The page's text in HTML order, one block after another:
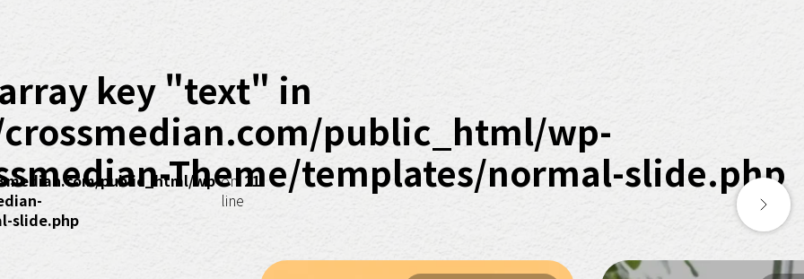
key "text" in
public_html/wp-
Theme/templates/normal-slide.php
public_html/wp-
slide.php
on
line
21